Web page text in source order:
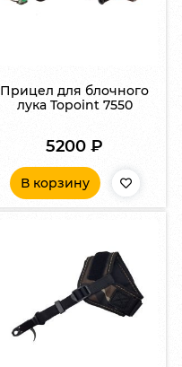
Прицел для блочного
лука Topoint 7550
5200₽
В корзину